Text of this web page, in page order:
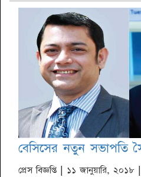
বেসিসের নতুন সভাপতি
প্রেস বিজ্ঞপ্তি | ১১ জানুয়ারি, ২০১৮